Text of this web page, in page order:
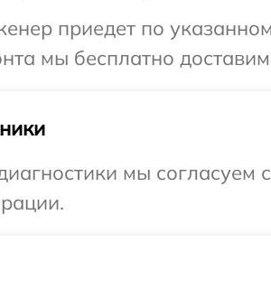
приедет по
мы бесплатно
мы согласуем